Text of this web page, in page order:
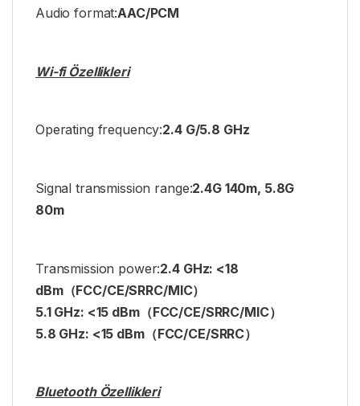
Audio format:AAC/PCM
Wi-fi Özellikleri
Operating frequency:2.4 G/5.8 GHz
Signal transmission range:2.4G 140m, 5.8G
80m
Transmission power:2.4 GHz: <18
dBm（FCC/CE/SRRC/MIC）
5.1 GHz: <15 dBm（FCC/CE/SRRC/MIC）
5.8 GHz: <15 dBm（FCC/CE/SRRC）
Bluetooth Özellikleri